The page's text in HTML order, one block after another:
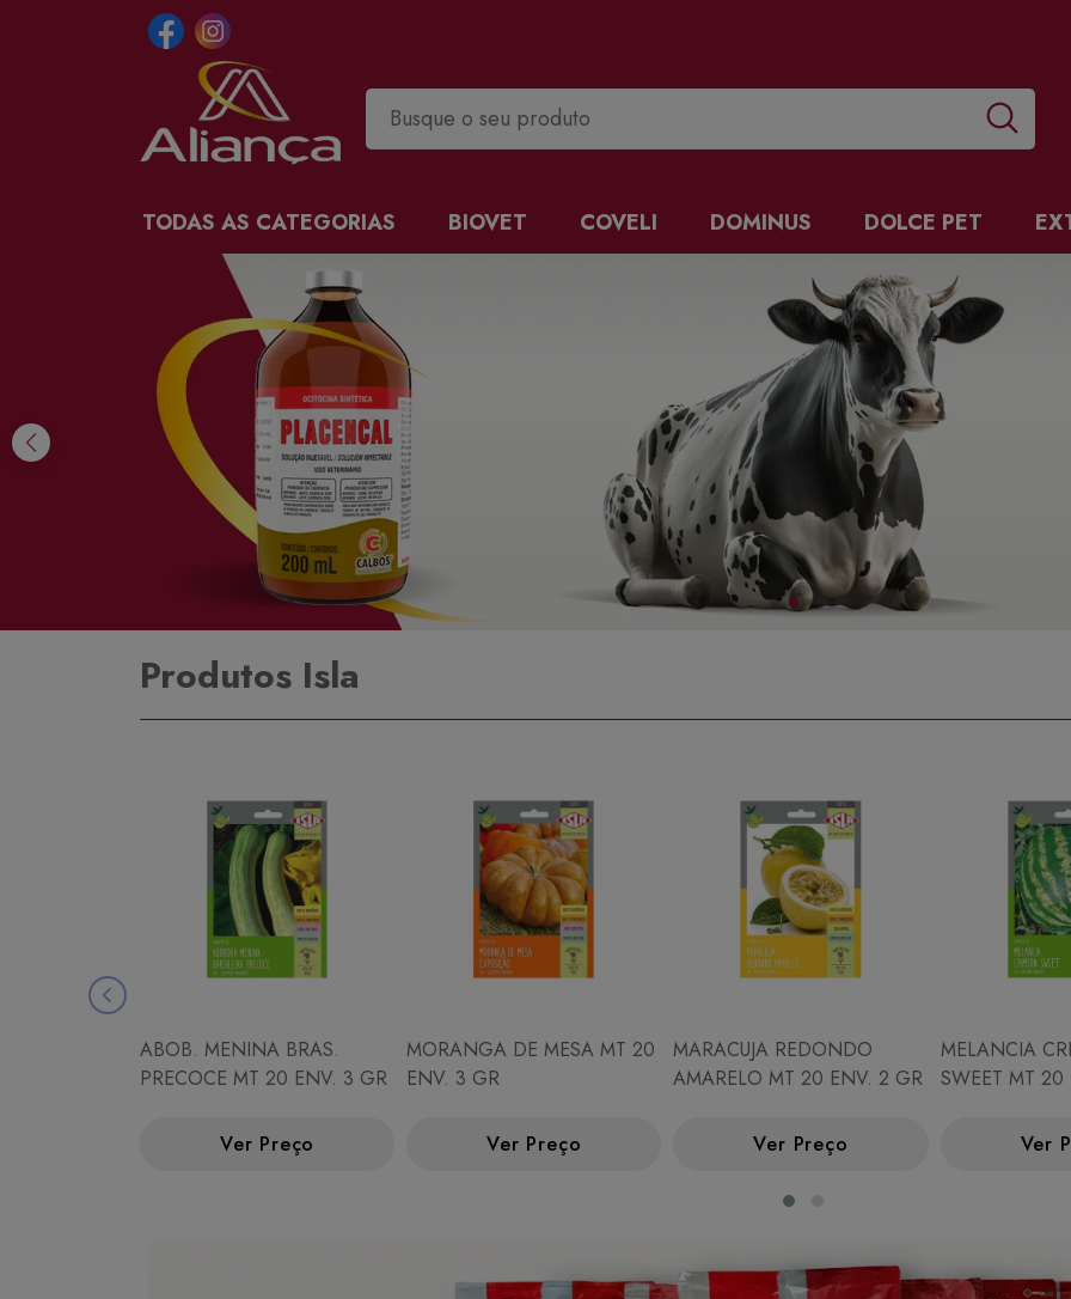
TODAS AS CATEGORIAS BIOVET COVELI DOMINUS DOLCE PET
Produtos Isla
ABOB. MENINA BRAS.
PRECOCE MT 20 ENV. 3 GR
Ver Preço
MORANGA DE MESA MT 20
ENV. 3 GR
Ver Preço
MARACUJA REDONDO
AMARELO MT 20 ENV. 2 GR
Ver Preço
MELANCIA
SWEET MT
Ver